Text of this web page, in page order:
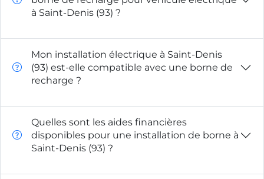
à Saint-Denis (93) ?
Mon installation électrique à Saint-Denis
(93) est-elle compatible avec une borne de
recharge ?
Quelles sont les aides financières
disponibles pour une installation de borne à
Saint-Denis (93) ?